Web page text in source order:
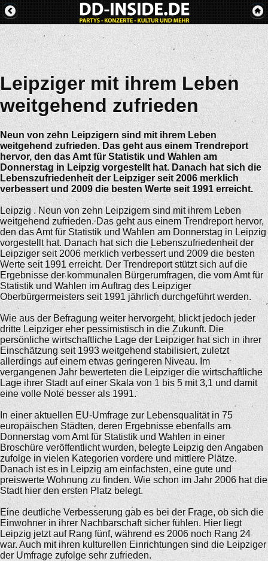
Leipziger mit ihrem Leben
weitgehend zufrieden
Neun von zehn Leipzigern sind mit ihrem Leben
weitgehend zufrieden. Das geht aus einem Trendreport
hervor, den das Amt für Statistik und Wahlen am
Donnerstag in Leipzig vorgestellt hat. Danach hat sich die
Lebenszufriedenheit der Leipziger seit 2006 merklich
verbessert und 2009 die besten Werte seit 1991 erreicht.
Leipzig . Neun von zehn Leipzigern sind mit ihrem Leben
weitgehend zufrieden. Das geht aus einem Trendreport hervor,
den das Amt für Statistik und Wahlen am Donnerstag in Leipzig
vorgestellt hat. Danach hat sich die Lebenszufriedenheit der
Leipziger seit 2006 merklich verbessert und 2009 die besten
Werte seit 1991 erreicht. Der Trendreport stützt sich auf die
Ergebnisse der kommunalen Bürgerumfragen, die vom Amt für
Statistik und Wahlen im Auftrag des Leipziger
Oberbürgermeisters seit 1991 jährlich durchgeführt werden.
Wie aus der Befragung weiter hervorgeht, blickt jedoch jeder
dritte Leipziger eher pessimistisch in die Zukunft. Die
persönliche wirtschaftliche Lage der Leipziger hat sich in ihrer
Einschätzung seit 1993 weitgehend stabilisiert, zuletzt
allerdings auf einem etwas geringeren Niveau. Im
vergangenen Jahr bewerteten die Leipziger die wirtschaftliche
Lage ihrer Stadt auf einer Skala von 1 bis 5 mit 3,1 und damit
eine volle Note besser als 1991.
In einer aktuellen EU-Umfrage zur Lebensqualität in 75
europäischen Städten, deren Ergebnisse ebenfalls am
Donnerstag vom Amt für Statistik und Wahlen in einer
Broschüre veröffentlicht wurden, belegte Leipzig den Angaben
zufolge in vielen Kategorien vordere und mittlere Plätze.
Danach ist es in Leipzig am einfachsten, eine gute und
preiswerte Wohnung zu finden. Wie schon im Jahr 2006 hat die
Stadt hier den ersten Platz belegt.
Eine deutliche Verbesserung gab es bei der Frage, ob sich die
Einwohner in ihrer Nachbarschaft sicher fühlen. Hier liegt
Leipzig jetzt auf Rang fünf, während es 2006 noch Rang 24
war. Auch mit ihren kulturellen Einrichtungen sind die Leipziger
der Umfrage zufolge sehr zufrieden.